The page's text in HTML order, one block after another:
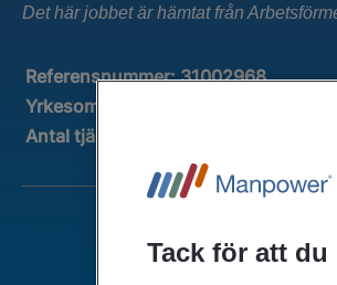
Det här jobbet är hämtat från
Referensnummer:31002968
Yrkesområde:
Antal tjänster
Tack för att du